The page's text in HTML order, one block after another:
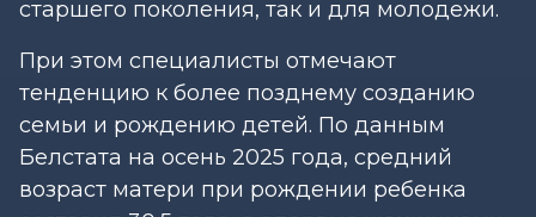
старшего поколения, так и для молодежи.
При этом специалисты отмечают
тенденцию к более позднему созданию
семьи и рождению детей. По данным
Белстата на осень 2025 года, средний
возраст матери при рождении ребенка